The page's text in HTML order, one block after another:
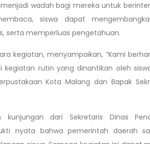
wadah bagi mereka untuk
siswa dapat
serta memperluas pengetahuan.
kegiatan, menyampaikan, “Kami
rutin yang dinantikan oleh
Kota Malang dan Bapak
kunjungan dari Sekretaris Dinas
nyata bahwa pemerintah daerah